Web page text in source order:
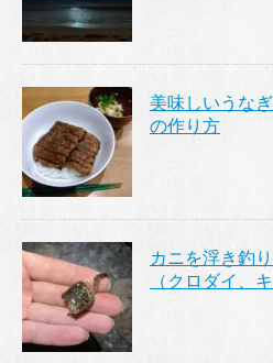
美味しいうな
の作り方
カニを浮き釣
（クロダイ、